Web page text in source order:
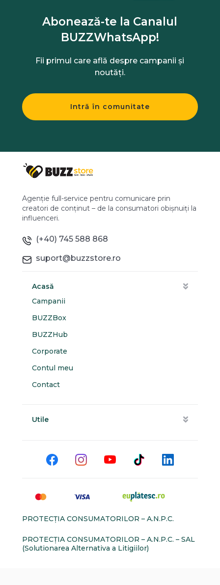
Abonează-te la Canalul
BUZZWhatsApp!
Fii primul care află despre campanii și
noutăți.
Intră în comunitate
Agenție full-service pentru comunicare prin
creatori de conținut – de la consumatori obișnuiți la
influenceri.
(+40) 745 588 868
suport@buzzstore.ro
Acasă
Campanii
BUZZBox
BUZZHub
Corporate
Contul meu
Contact
Utile
PROTECŢIA CONSUMATORILOR – A.N.P.C.
PROTECŢIA CONSUMATORILOR – A.N.P.C. – SAL
(Solutionarea Alternativa a Litigiilor)